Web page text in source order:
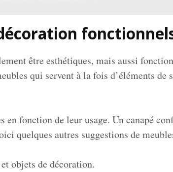
être esthétiques, mais aussi
qui servent à la fois d’éléments de
en fonction de leur usage. Un canapé
quelques autres suggestions de
objets de décoration.